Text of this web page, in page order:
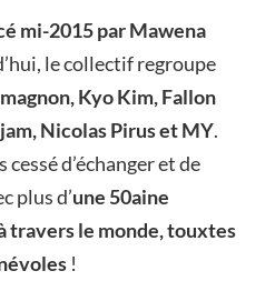
mi-2015 par Mawena
le collectif regroupe
Kyo Kim, Fallon
Nicolas Pirus et MY.
cessé d’échanger et de
plus d’une 50aine
travers le monde, touxtes
!